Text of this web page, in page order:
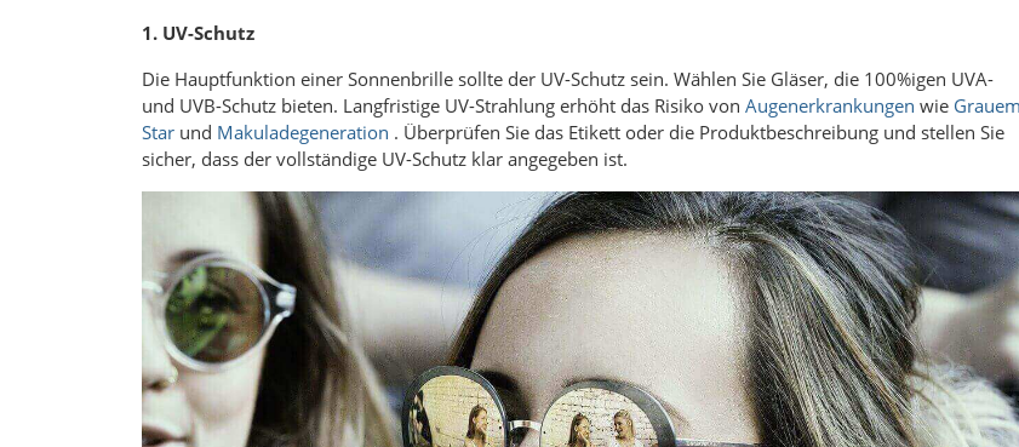
1. UV-Schutz
Die Hauptfunktion einer Sonnenbrille sollte der UV-Schutz sein. Wählen Sie Gläser, die 100%igen UVA-
und UVB-Schutz bieten. Langfristige UV-Strahlung erhöht das Risiko von Augenerkrankungen wie Grauem
Star und Makuladegeneration . Überprüfen Sie das Etikett oder die Produktbeschreibung und stellen Sie
sicher, dass der vollständige UV-Schutz klar angegeben ist.